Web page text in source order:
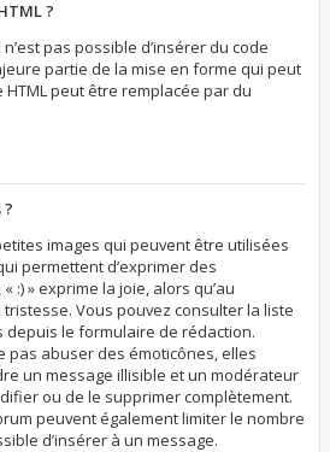
?
pas possible d’insérer du code
partie de la mise en forme qui peut
peut être remplacée par du
images qui peuvent être utilisées
permettent d’exprimer des
:) » exprime la joie, alors qu’au
tristesse. Vous pouvez consulter la liste
depuis le formulaire de rédaction.
pas abuser des émoticônes, elles
un message illisible et un modérateur
ou de le supprimer complètement.
peuvent également limiter le nombre
d’insérer à un message.